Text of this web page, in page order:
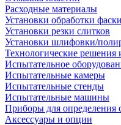
Расходные материалы
Установки обработки фаски
Установки резки слитков
Установки шлифовки/
Технологические решения
Испытательное
Испытательные камеры
Испытательные стенды
Испытательные машины
Приборы для определения
Аксессуары и опции